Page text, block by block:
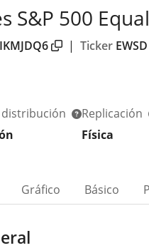
S&P 500
| Ticker EWSD
Replicación
Física
Gráfico Básico